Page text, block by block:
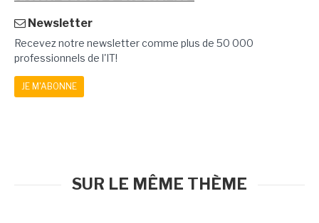
Newsletter
Recevez notre newsletter comme plus de 50 000
professionnels de l'IT!
JE M'ABONNE
SUR LE MÊME THÈME